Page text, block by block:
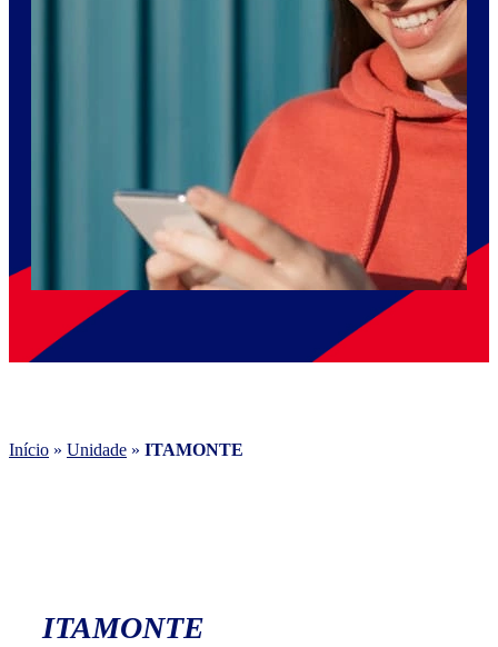
Início » Unidade » ITAMONTE
ITAMONTE